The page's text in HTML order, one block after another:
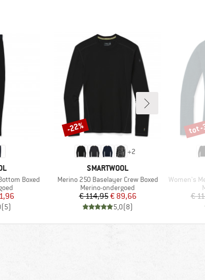
Boxed
prijs
(5)
+2
MERK
SMARTWOOL
Artikel
Merino 250 Baselayer Crew Boxed
Productgroep
Merino-ondergoed
Prijs
€ 114,95Verlaagde prijs
€ 89,66
5,0(8)
Korting
-22%
Artikel
Women's
€
tot